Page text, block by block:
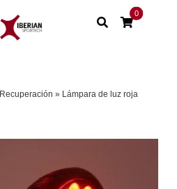
0
Recuperación » Lámpara de luz roja